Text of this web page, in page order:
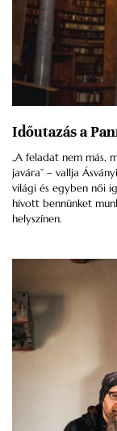
Időutazás a
„A feladat nem más,
javára” – vallja
világi és egyben női
hívott bennünket
helyszínen.